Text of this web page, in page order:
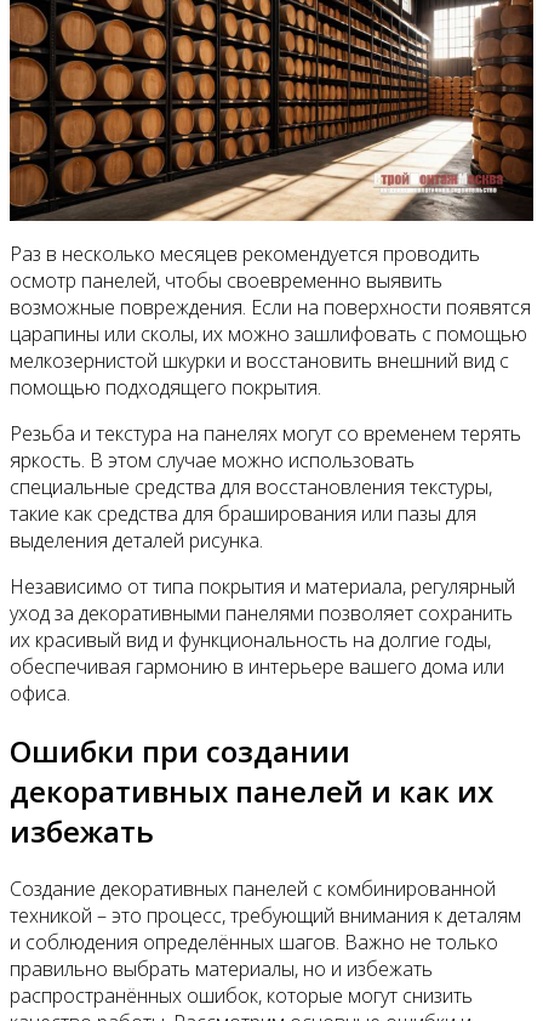
Раз в несколько месяцев рекомендуется проводить
осмотр панелей, чтобы своевременно выявить
возможные повреждения. Если на поверхности появятся
царапины или сколы, их можно зашлифовать с помощью
мелкозернистой шкурки и восстановить внешний вид с
помощью подходящего покрытия.
Резьба и текстура на панелях могут со временем терять
яркость. В этом случае можно использовать
специальные средства для восстановления текстуры,
такие как средства для браширования или пазы для
выделения деталей рисунка.
Независимо от типа покрытия и материала, регулярный
уход за декоративными панелями позволяет сохранить
их красивый вид и функциональность на долгие годы,
обеспечивая гармонию в интерьере вашего дома или
офиса.
Ошибки при создании
декоративных панелей и как их
избежать
Создание декоративных панелей с комбинированной
техникой – это процесс, требующий внимания к деталям
и соблюдения определённых шагов. Важно не только
правильно выбрать материалы, но и избежать
распространённых ошибок, которые могут снизить